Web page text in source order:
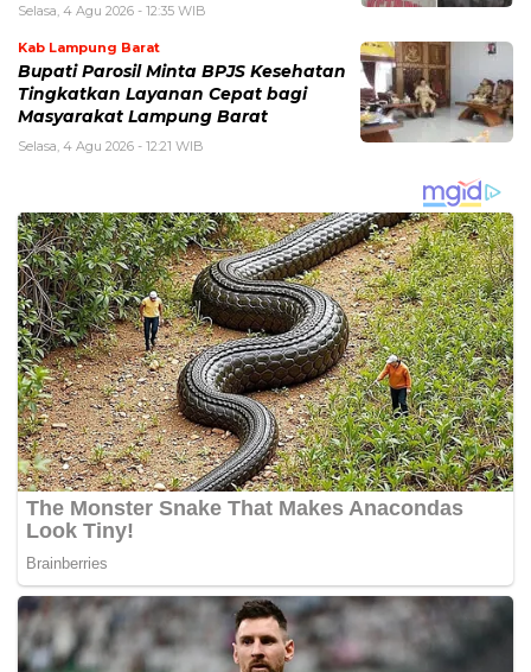
Selasa, 4 Agu 2026 - 12:35 WIB
Kab Lampung Barat
Bupati Parosil Minta BPJS Kesehatan
Tingkatkan Layanan Cepat bagi
Masyarakat Lampung Barat
Selasa, 4 Agu 2026 - 12:21 WIB